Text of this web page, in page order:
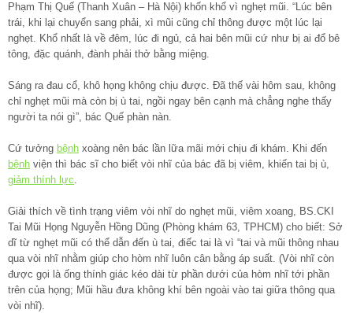
Phạm Thị Quế (Thanh Xuân – Hà Nội) khốn khổ vì nghẹt mũi. “Lúc bên
trái, khi lại chuyển sang phải, xì mũi cũng chỉ thông được một lúc lại
nghẹt. Khổ nhất là về đêm, lúc đi ngủ, cả hai bên mũi cứ như bị ai đổ bê
tông, đặc quánh, đành phải thở bằng miệng.
Sáng ra đau cổ, khô họng không chịu được. Đã thế vài hôm sau, không
chỉ nghẹt mũi mà còn bị ù tai, ngồi ngay bên cạnh mà chẳng nghe thấy
người ta nói gì”, bác Quế phàn nàn.
Cứ tưởng bệnh xoàng nên bác lần lữa mãi mới chịu đi khám. Khi đến
bệnh viện thì bác sĩ cho biết vòi nhĩ của bác đã bị viêm, khiến tai bị ù,
giảm thính lực.
Giải thích về tình trạng viêm vòi nhĩ do nghẹt mũi, viêm xoang, BS.CKI
Tai Mũi Họng Nguyễn Hồng Dũng (Phòng khám 63, TPHCM) cho biết: Sở
dĩ từ nghẹt mũi có thể dẫn đến ù tai, điếc tai là vì “tai và mũi thông nhau
qua vòi nhĩ nhằm giúp cho hòm nhĩ luôn cân bằng áp suất. (Vòi nhĩ còn
được gọi là ống thính giác kéo dài từ phần dưới của hòm nhĩ tới phần
trên của họng; Mũi hầu đưa không khí bên ngoài vào tai giữa thông qua
vòi nhĩ).